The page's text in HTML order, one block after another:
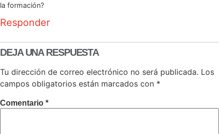
la formación?
Responder
DEJA UNA RESPUESTA
Tu dirección de correo electrónico no será publicada. Los
campos obligatorios están marcados con *
Comentario *